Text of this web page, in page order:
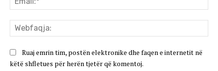
Ruaj emrin tim, postën elektronike dhe faqen e internetit në
këtë shfletues për herën tjetër që komentoj.